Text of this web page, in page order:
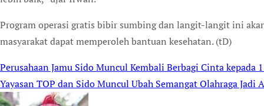
Program operasi gratis bibir sumbing dan langit-langit ini
masyarakat dapat memperoleh bantuan kesehatan. (tD)
Post
navigation
Perusahaan Jamu Sido Muncul Kembali Berbagi Cinta kepada
Yayasan TOP dan Sido Muncul Ubah Semangat Olahraga